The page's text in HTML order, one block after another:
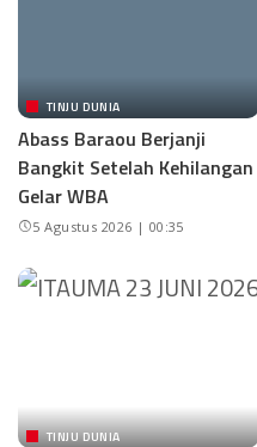
TINJU DUNIA
Abass Baraou Berjanji
Bangkit Setelah Kehilangan
Gelar WBA
5 Agustus 2026 | 00:35
TINJU DUNIA